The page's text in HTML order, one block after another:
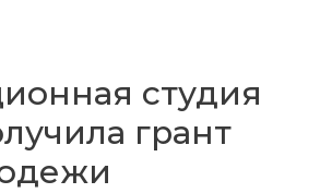
студия
грант